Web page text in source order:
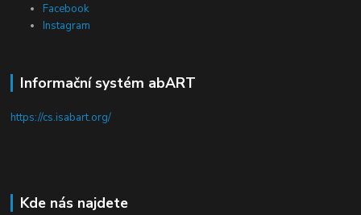
Facebook
Instagram
Informační systém abART
https://cs.isabart.org/
Kde nás najdete